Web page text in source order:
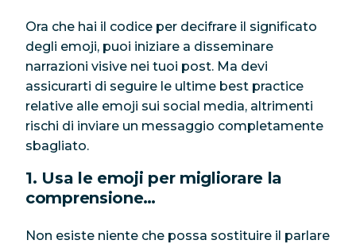
Ora che hai il codice per decifrare il significato
degli emoji, puoi iniziare a disseminare
narrazioni visive nei tuoi post. Ma devi
assicurarti di seguire le ultime best practice
relative alle emoji sui social media, altrimenti
rischi di inviare un messaggio completamente
sbagliato.
1. Usa le emoji per migliorare la
comprensione…
Non esiste niente che possa sostituire il parlare